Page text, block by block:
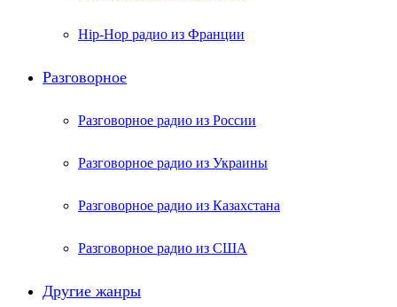
Hip-Hop радио из Франции
Разговорное
Разговорное радио из России
Разговорное радио из Украины
Разговорное радио из Казахстана
Разговорное радио из США
Другие жанры